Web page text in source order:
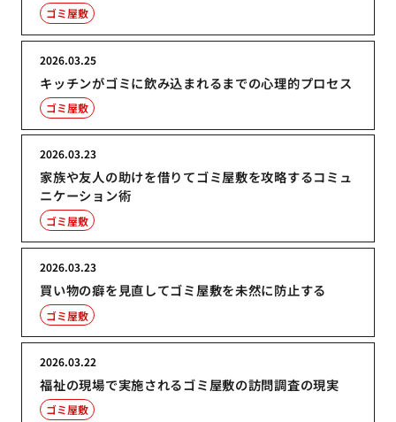
ゴミ屋敷
キッチンがゴミに飲み込まれるまでの心理的プロセス
2026.03.25
ゴミ屋敷
家族や友人の助けを借りてゴミ屋敷を攻略するコミュ
ニケーション術
2026.03.23
ゴミ屋敷
買い物の癖を見直してゴミ屋敷を未然に防止する
2026.03.23
ゴミ屋敷
福祉の現場で実施されるゴミ屋敷の訪問調査の現実
2026.03.22
ゴミ屋敷